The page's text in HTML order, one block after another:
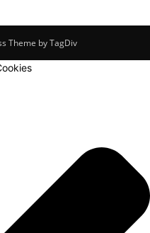
Theme by TagDiv